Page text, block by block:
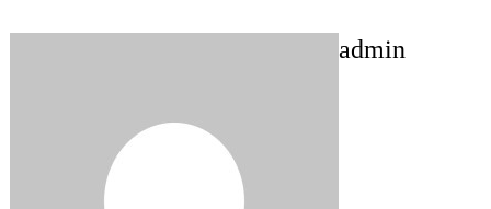
admin